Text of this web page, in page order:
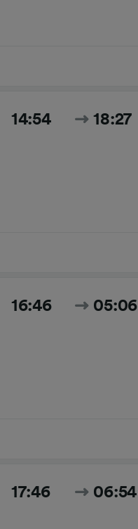
14:54 18:27
16:46 05:06
17:46 06:54